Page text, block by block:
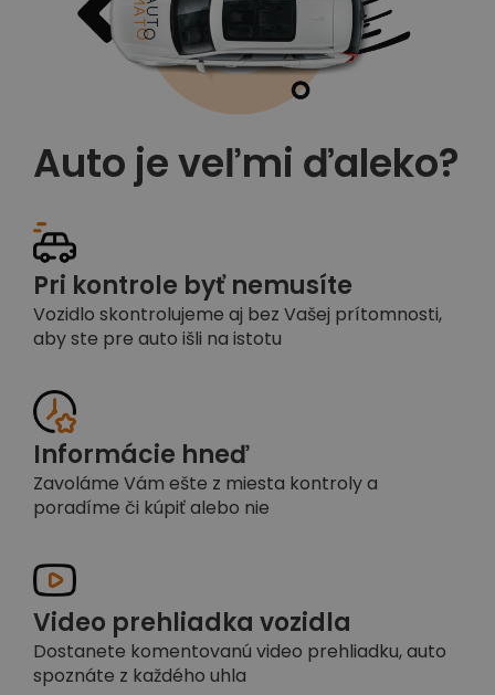
Auto je veľmi ďaleko?
Pri kontrole byť nemusíte
Vozidlo skontrolujeme aj bez Vašej prítomnosti,
aby ste pre auto išli na istotu
Informácie hneď
Zavoláme Vám ešte z miesta kontroly a
poradíme či kúpiť alebo nie
Video prehliadka vozidla
Dostanete komentovanú video prehliadku, auto
spoznáte z každého uhla